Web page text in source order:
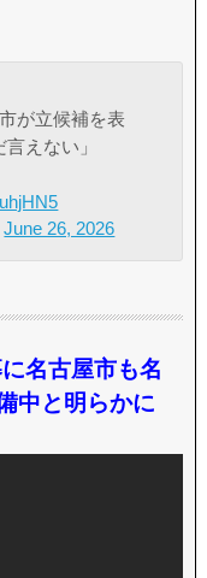
が立候補を表
えない」
June 26, 2026
名古屋市も名
中と明らかに